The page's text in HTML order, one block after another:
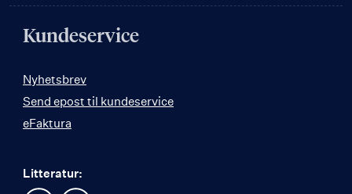
Kundeservice
Nyhetsbrev
Send epost til kundeservice
eFaktura
Litteratur: